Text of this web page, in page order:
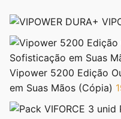
Vipower 5200 Edição
em Suas Mãos (Cópia)